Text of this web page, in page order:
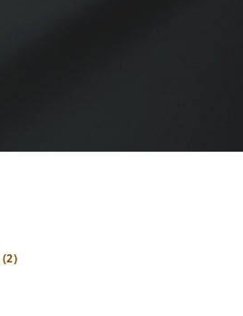
(2)